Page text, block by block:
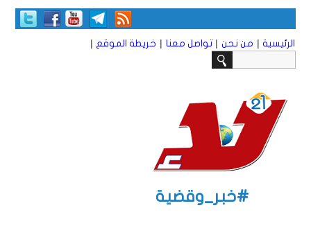
الرئيسية | من نحن | تواصل معنا | خريطة الموقع |
#خبر_وقضية